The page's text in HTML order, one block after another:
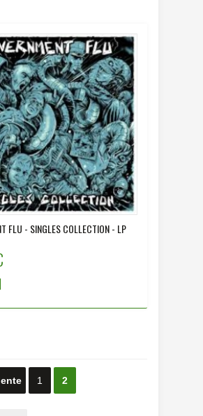
FLU - SINGLES COLLECTION - LP
1 2